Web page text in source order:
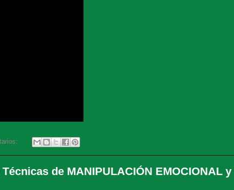
de MANIPULACIÓN EMOCIONAL